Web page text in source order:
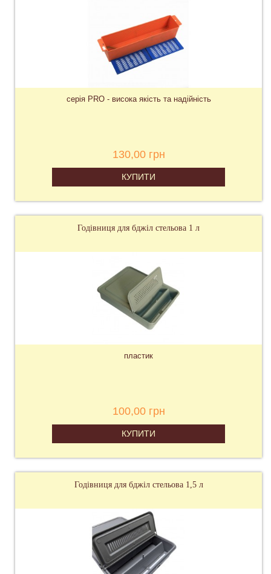
серія PRO - висока якість та надійність
130,00 грн
КУПИТИ
Годівниця для бджіл стельова 1 л
пластик
100,00 грн
КУПИТИ
Годівниця для бджіл стельова 1,5 л